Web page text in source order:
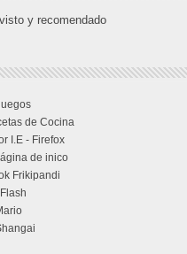
y recomendado
de Cocina
I.E - Firefox
de inico
Frikipandi